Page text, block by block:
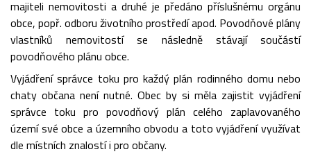
majiteli nemovitosti a druhé je předáno příslušnému orgánu
obce, popř. odboru životního prostředí apod. Povodňové plány
vlastníků nemovitostí se následně stávají součástí
povodňového plánu obce.
Vyjádření správce toku pro každý plán rodinného domu nebo
chaty občana není nutné. Obec by si měla zajistit vyjádření
správce toku pro povodňový plán celého zaplavovaného
území své obce a územního obvodu a toto vyjádření využívat
dle místních znalostí i pro občany.